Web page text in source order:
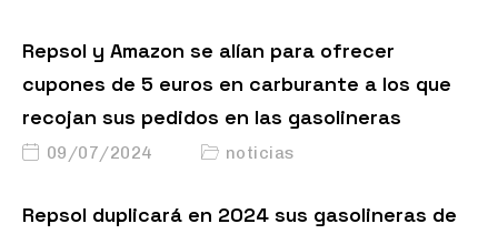
Repsol y Amazon se alían para ofrecer
cupones de 5 euros en carburante a los que
recojan sus pedidos en las gasolineras
09/07/2024 noticias
Repsol duplicará en 2024 sus gasolineras de